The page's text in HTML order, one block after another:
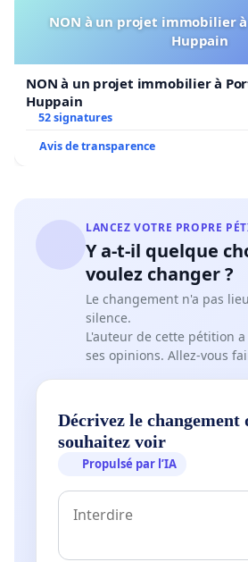
NON à un projet immobilier à
Huppain
NON à un projet immobilier à
Huppain
52 signatures
Avis de transparence
LANCEZ VOTRE PROPRE
Y a-t-il quelque
voulez changer ?
Le changement n'a pas
silence.
L'auteur de cette pétition
ses opinions. Allez-vous
Décrivez le changement
souhaitez voir
Propulsé par l’IA